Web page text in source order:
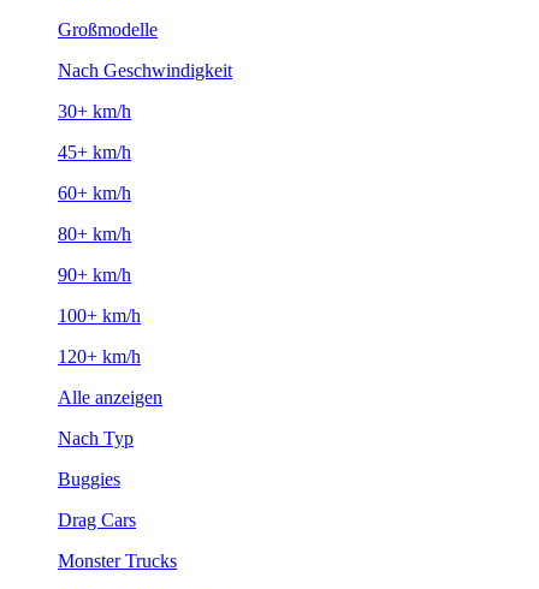
Großmodelle
Nach Geschwindigkeit
30+ km/h
45+ km/h
60+ km/h
80+ km/h
90+ km/h
100+ km/h
120+ km/h
Alle anzeigen
Nach Typ
Buggies
Drag Cars
Monster Trucks